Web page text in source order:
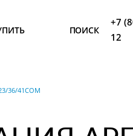
ПОИСК
+7
12
36/41COM